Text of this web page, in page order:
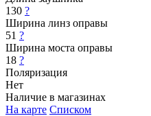
130 ?
Ширина линз оправы
51 ?
Ширина моста оправы
18 ?
Поляризация
Нет
Наличие в магазинах
На карте Списком